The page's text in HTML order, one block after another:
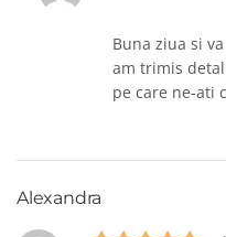
Buna ziua si
am trimis
pe care ne-ati
Alexandra